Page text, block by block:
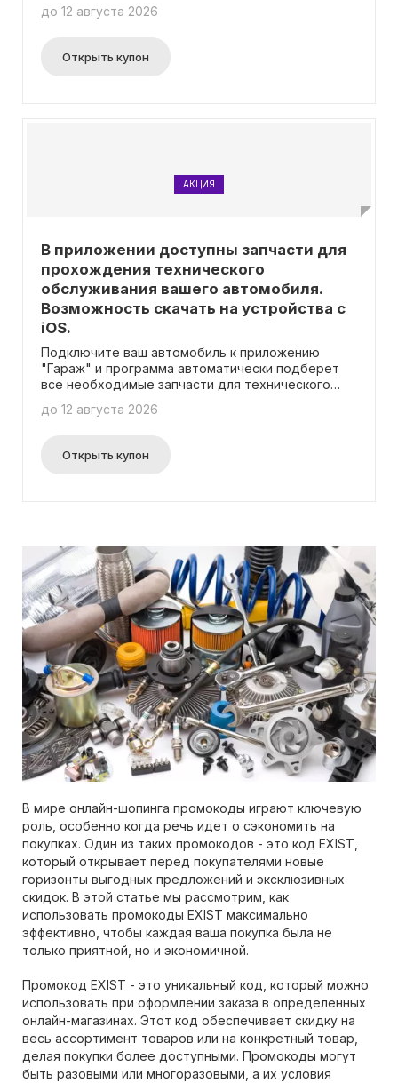
до 12 августа 2026
Открыть купон
АКЦИЯ
В приложении доступны запчасти для
прохождения технического
обслуживания вашего автомобиля.
Возможность скачать на устройства с
iOS.
Подключите ваш автомобиль к приложению
"Гараж" и программа автоматически подберет
все необходимые запчасти для технического
до 12 августа 2026
Открыть купон
В мире онлайн-шопинга промокоды играют ключевую
роль, особенно когда речь идет о сэкономить на
покупках. Один из таких промокодов - это код EXIST,
который открывает перед покупателями новые
горизонты выгодных предложений и эксклюзивных
скидок. В этой статье мы рассмотрим, как
использовать промокоды EXIST максимально
эффективно, чтобы каждая ваша покупка была не
только приятной, но и экономичной.
Промокод EXIST - это уникальный код, который можно
использовать при оформлении заказа в определенных
онлайн-магазинах. Этот код обеспечивает скидку на
весь ассортимент товаров или на конкретный товар,
делая покупки более доступными. Промокоды могут
быть разовыми или многоразовыми, а их условия